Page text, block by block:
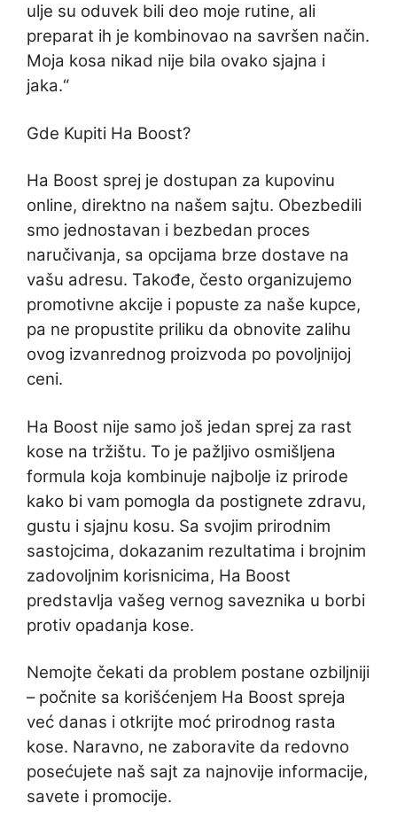
ulje su oduvek bili deo moje rutine, ali
preparat ih je kombinovao na savršen način.
Moja kosa nikad nije bila ovako sjajna i
jaka.“
Gde Kupiti Ha Boost?
Ha Boost sprej je dostupan za kupovinu
online, direktno na našem sajtu. Obezbedili
smo jednostavan i bezbedan proces
naručivanja, sa opcijama brze dostave na
vašu adresu. Takođe, često organizujemo
promotivne akcije i popuste za naše kupce,
pa ne propustite priliku da obnovite zalihu
ovog izvanrednog proizvoda po povoljnijoj
ceni.
Ha Boost nije samo još jedan sprej za rast
kose na tržištu. To je pažljivo osmišljena
formula koja kombinuje najbolje iz prirode
kako bi vam pomogla da postignete zdravu,
gustu i sjajnu kosu. Sa svojim prirodnim
sastojcima, dokazanim rezultatima i brojnim
zadovoljnim korisnicima, Ha Boost
predstavlja vašeg vernog saveznika u borbi
protiv opadanja kose.
Nemojte čekati da problem postane ozbiljniji
– počnite sa korišćenjem Ha Boost spreja
već danas i otkrijte moć prirodnog rasta
kose. Naravno, ne zaboravite da redovno
posećujete naš sajt za najnovije informacije,
savete i promocije.